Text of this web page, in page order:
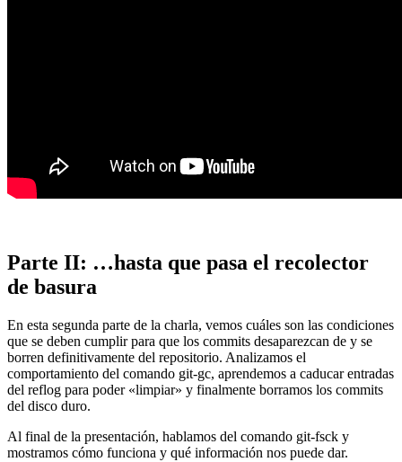
Parte II: …hasta que pasa el recolector
de basura
En esta segunda parte de la charla, vemos cuáles son las condiciones
que se deben cumplir para que los commits desaparezcan de y se
borren definitivamente del repositorio. Analizamos el
comportamiento del comando git-gc, aprendemos a caducar entradas
del reflog para poder «limpiar» y finalmente borramos los commits
del disco duro.
Al final de la presentación, hablamos del comando git-fsck y
mostramos cómo funciona y qué información nos puede dar.